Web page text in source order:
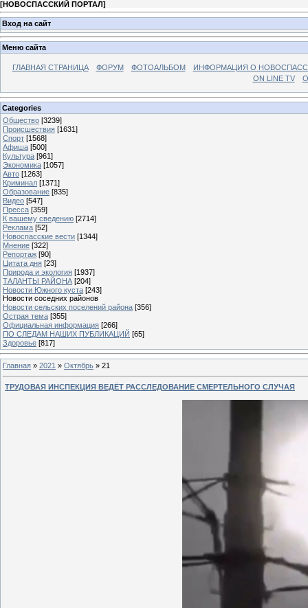
[НОВОСПАССКИЙ ПОРТАЛ]
Вход на сайт
Меню сайта
ГЛАВНАЯ СТРАНИЦА ФОРУМ ФОТОАЛЬБОМ
ИНФОРМАЦИЯ О
ON LINE TV
Categories
Общество [3239]
Происшествия [1631]
Спорт [1568]
Афиша [500]
Культура [961]
Экономика [1057]
Авто [1263]
Криминал [1371]
Образование [835]
Видео [547]
Пресса [359]
К вашему сведению [2714]
Реклама [52]
Новоспасские вести [1344]
Мнение [322]
Репортаж [90]
Цитата дня [23]
Природа и экология [1937]
ТАЛАНТЫ РАЙОНА [204]
Новости Южного куста [243]
Новости соседних районов
Новости сельских поселений района [356]
Острая тема [355]
Официальная информация [266]
ПО СЛЕДАМ НАШИХ ПУБЛИКАЦИЙ [65]
Здоровье [817]
Главная » 2021 » Октябрь » 21
ТРУДОВАЯ ИНСПЕКЦИЯ ВЕДЁТ РАССЛЕДОВАНИЕ СМЕРТЕЛЬНОГО СЛУЧАЯ